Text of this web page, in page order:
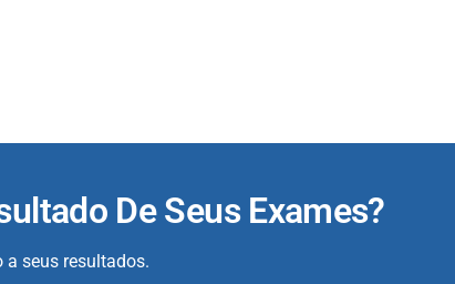
De Seus Exames?
a seus resultados.